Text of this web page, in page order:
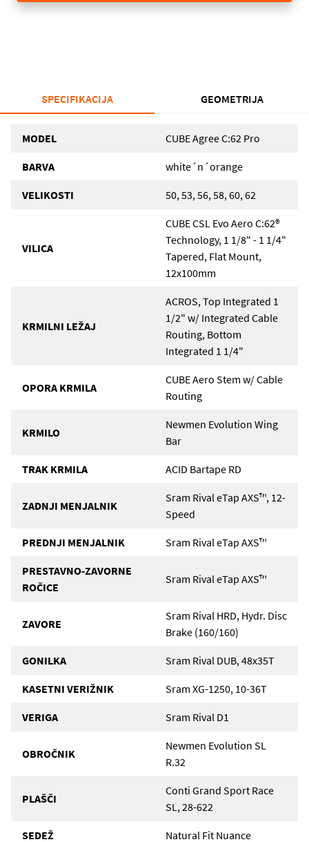
SPECIFIKACIJA GEOMETRIJA
MODEL CUBE Agree C:62 Pro
BARVA white´n´orange
VELIKOSTI 50, 53, 56, 58, 60, 62
VILICA
CUBE CSL Evo Aero C:62®
Technology, 1 1/8" - 1 1/4"
Tapered, Flat Mount,
12x100mm
KRMILNI LEŽAJ
ACROS, Top Integrated 1
1/2" w/ Integrated Cable
Routing, Bottom
Integrated 1 1/4"
OPORA KRMILA
CUBE Aero Stem w/ Cable
Routing
KRMILO
Newmen Evolution Wing
Bar
TRAK KRMILA ACID Bartape RD
ZADNJI MENJALNIK
Sram Rival eTap AXS™, 12-
Speed
PREDNJI MENJALNIK Sram Rival eTap AXS™
PRESTAVNO-ZAVORNE
ROČICE
Sram Rival eTap AXS™
ZAVORE
Sram Rival HRD, Hydr. Disc
Brake (160/160)
GONILKA Sram Rival DUB, 48x35T
KASETNI VERIŽNIK Sram XG-1250, 10-36T
VERIGA Sram Rival D1
OBROČNIK
Newmen Evolution SL
R.32
PLAŠČI
Conti Grand Sport Race
SL, 28-622
SEDEŽ Natural Fit Nuance